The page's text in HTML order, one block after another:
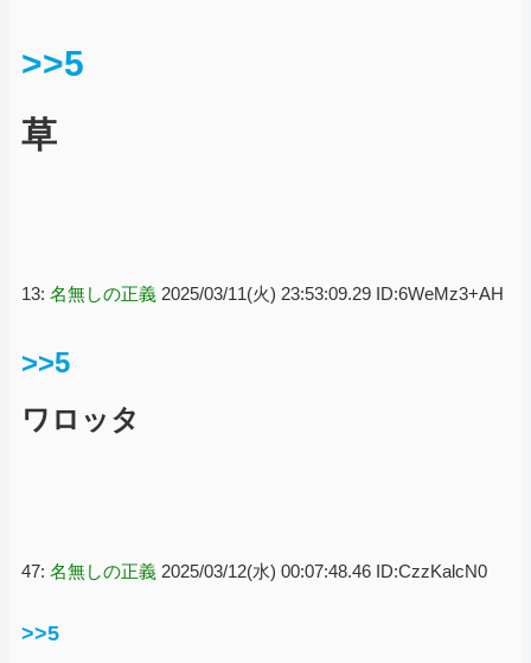
>>5
草
13: 名無しの正義 2025/03/11(火) 23:53:09.29 ID:6WeMz3+AH
>>5
ワロッタ
47: 名無しの正義 2025/03/12(水) 00:07:48.46 ID:CzzKalcN0
>>5